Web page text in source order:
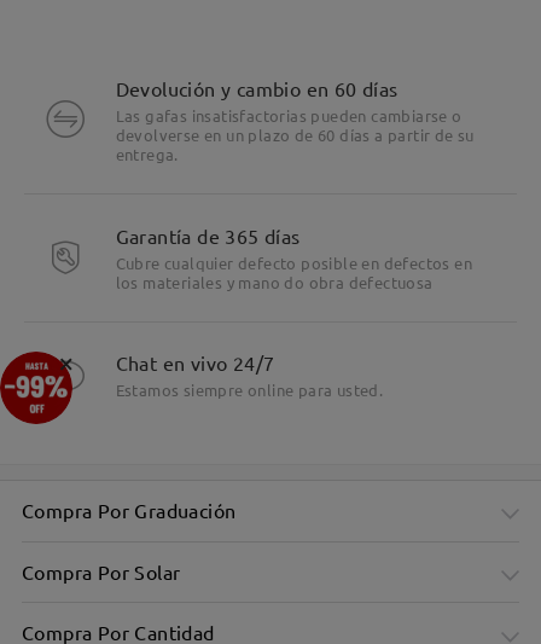
Devolución y cambio en 60 días
Las gafas insatisfactorias pueden cambiarse o
devolverse en un plazo de 60 días a partir de su
entrega.
Garantía de 365 días
Cubre cualquier defecto posible en defectos en
los materiales y mano do obra defectuosa
Chat en vivo 24/7
Estamos siempre online para usted.
Compra Por Graduación
Compra Por Solar
Compra Por Cantidad
×